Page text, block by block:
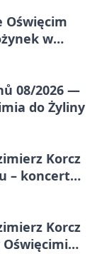
Oświęcim
w
08/2026 —
do Żyliny
Korcz
– koncert
Korcz